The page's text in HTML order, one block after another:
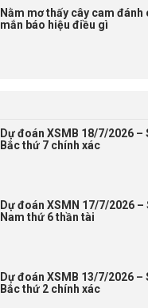
Nằm mơ thấy cây cam đánh
mắn báo hiệu điều gì
Dự đoán XSMB 18/7/2026 –
Bắc thứ 7 chính xác
Dự đoán XSMN 17/7/2026 –
Nam thứ 6 thần tài
Dự đoán XSMB 13/7/2026 –
Bắc thứ 2 chính xác